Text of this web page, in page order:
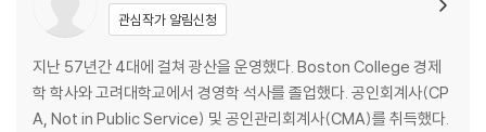
4. 광물자원 현황 분석의 한계
2.3 전략소재
1. 전략소재의 개념
2. 전략소재 선정기준
3. 전략소재 확보 방안
관심작가 알림신청
지난 57년간 4대에 걸쳐 광산을 운영했다. Boston College 경제
학 학사와 고려대학교에서 경영학 석사를 졸업했다. 공인회계사(CP
A, Not in Public Service) 및 공인관리회계사(CMA)를 취득했다.